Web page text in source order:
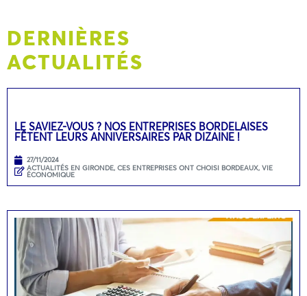
DERNIÈRES
ACTUALITÉS
LE SAVIEZ-VOUS ? NOS ENTREPRISES BORDELAISES
FÊTENT LEURS ANNIVERSAIRES PAR DIZAINE !
27/11/2024
ACTUALITÉS EN GIRONDE, CES ENTREPRISES ONT CHOISI BORDEAUX, VIE
ÉCONOMIQUE